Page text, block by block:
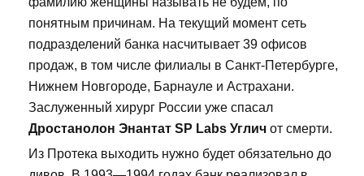
понятным причинам. На текущий момент сеть
подразделений банка насчитывает 39 офисов
продаж, в том числе филиалы в Санкт-Петербурге,
Нижнем Новгороде, Барнауле и Астрахани.
Заслуженный хирург России уже спасал
Дростанолон Энантат SP Labs Углич от смерти.
Из Протека выходить нужно будет обязательно до